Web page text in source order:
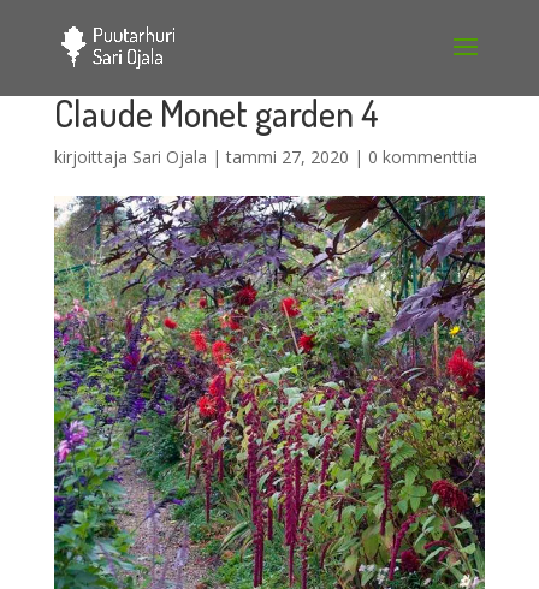
Claude Monet garden 4
kirjoittaja Sari Ojala |tammi 27, 2020 | 0 kommenttia